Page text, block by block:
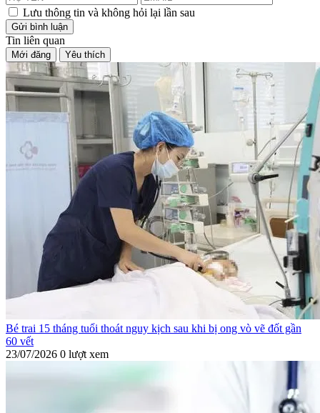
Lưu thông tin và không hỏi lại lần sau
Gửi bình luận
Tin liên quan
Mới đăng Yêu thích
Bé trai 15 tháng tuổi thoát nguy kịch sau khi bị ong vò vẽ đốt gần
60 vết
23/07/2026 0 lượt xem